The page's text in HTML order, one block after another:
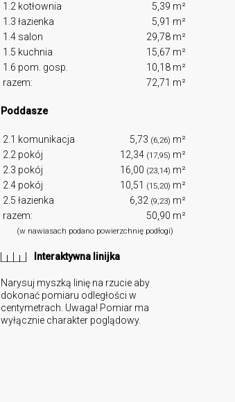
1.2 kotłownia
5,39 m²
1.3 łazienka
5,91 m²
1.4 salon
29,78 m²
1.5 kuchnia
15,67 m²
1.6 pom. gosp.
10,18 m²
razem:
72,71 m²
Poddasze
2.1 komunikacja 5,73 (6,26) m²
2.2 pokój
12,34 (17,95) m²
2.3 pokój
16,00 (23,14) m²
2.4 pokój
10,51 (15,20) m²
2.5 łazienka
6,32 (9,23) m²
razem:
50,90 m²
(w nawiasach podano powierzchnię podłogi)
Interaktywna linijka
Narysuj myszką linię na rzucie aby
dokonać pomiaru odległości w
centymetrach. Uwaga! Pomiar ma
wyłącznie charakter poglądowy.